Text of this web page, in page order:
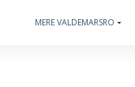
MERE VALDEMARSRO